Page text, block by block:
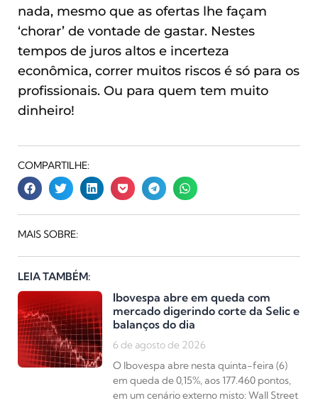
nada, mesmo que as ofertas lhe façam
‘chorar’ de vontade de gastar. Nestes
tempos de juros altos e incerteza
econômica, correr muitos riscos é só para os
profissionais. Ou para quem tem muito
dinheiro!
COMPARTILHE:
MAIS SOBRE:
LEIA TAMBÉM:
Ibovespa abre em queda com
mercado digerindo corte da Selic e
balanços do dia
6 de agosto de 2026
O Ibovespa abre nesta quinta-feira (6)
em queda de 0,15%, aos 177.460 pontos,
em um cenário externo misto: Wall Street